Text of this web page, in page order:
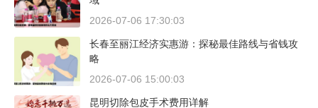
2026-07-06 17:30:03
长春至丽江经济实惠游：探秘最佳路线与省钱攻
略
2026-07-06 15:00:03
昆明切除包皮手术费用详解